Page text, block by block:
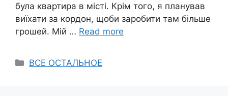
була квартира в місті. Крім того, я планував
виїхати за кордон, щоби заробити там більше
грошей. Мій … Read more
Categories
ВСЕ ОСТАЛЬНОЕ